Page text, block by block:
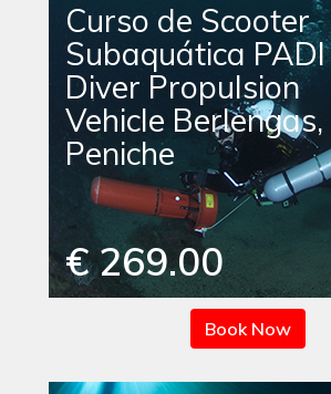
Curso de Scooter
Subaquática PADI
Diver Propulsion
Vehicle Berlengas,
Peniche
€ 269.00
Book Now